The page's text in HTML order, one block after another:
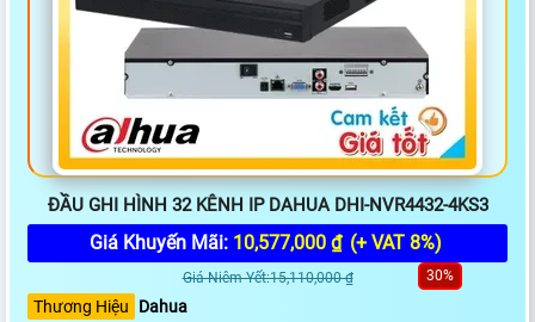
ĐẦU GHI HÌNH 32 KÊNH IP DAHUA DHI-NVR4432-4KS3
Giá Khuyến Mãi: 10,577,000 ₫ (+ VAT 8%)
Giá Niêm Yết:15,110,000 ₫ 30%
Thương Hiệu
Dahua